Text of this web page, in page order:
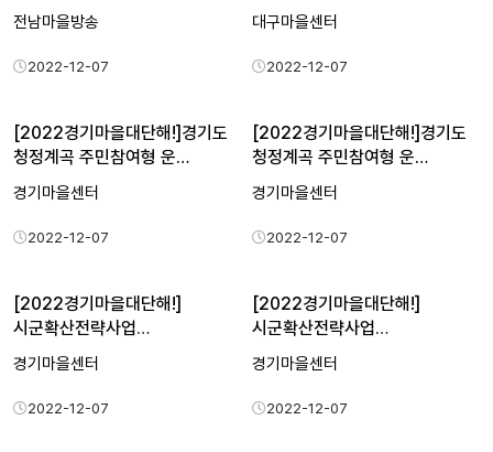
(순천시…
전남마을방송
2022-12-07
대구마을센터
2022-12-07
[2022경기마을대단해!]경기도
청정계곡 주민참여형 운…
경기마을센터
2022-12-07
[2022경기마을대단해!]경기도
청정계곡 주민참여형 운…
경기마을센터
2022-12-07
[2022경기마을대단해!]
시군확산전략사업
통합성과공유회…
경기마을센터
2022-12-07
[2022경기마을대단해!]
시군확산전략사업
통합성과공유회…
경기마을센터
2022-12-07